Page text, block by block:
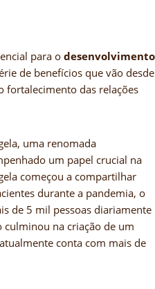
para o desenvolvimento
de benefícios que vão desde
fortalecimento das relações
uma renomada
um papel crucial na
começou a compartilhar
durante a pandemia, o
de 5 mil pessoas diariamente
culminou na criação de um
conta com mais de